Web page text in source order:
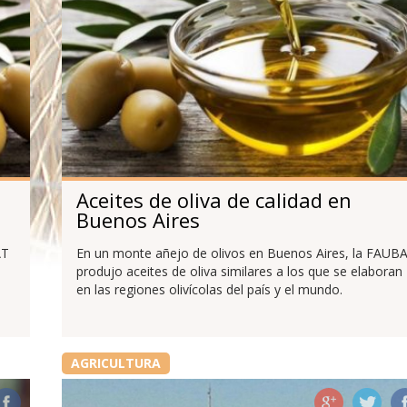
Aceites de oliva de calidad en
Buenos Aires
En un monte añejo de olivos en Buenos Aires, la FAUBA
produjo aceites de oliva similares a los que se elaboran
en las regiones olivícolas del país y el mundo.
AGRICULTURA